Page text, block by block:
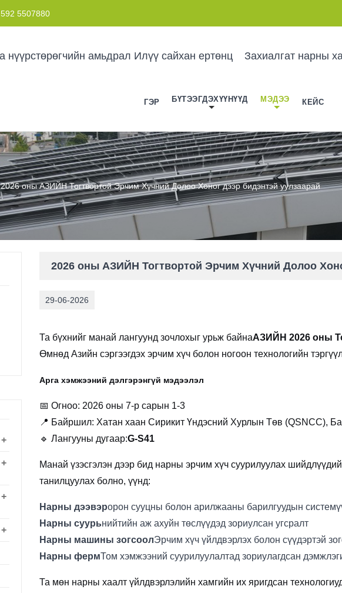
5507880
нүүрстөрөгчийн амьдрал Илүү сайхан ертөнц Захиалгат нарны
ГЭР БҮТЭЭГДЭХҮҮНҮҮД МЭДЭЭ КЕЙС
2026 оны АЗИЙН Тогтвортой Эрчим Хүчний Долоо Хоног дээр бидэнтэй уулзаарай
2026 оны АЗИЙН Тогтвортой Эрчим Хүчний Долоо
29-06-2026
Та бүхнийг манай лангуунд зочлохыг урьж байнаАЗИЙН 2026 оны
Өмнөд Азийн сэргээгдэх эрчим хүч болон ногоон технологийн
Арга хэмжээний дэлгэрэнгүй мэдээлэл
📅 Огноо: 2026 оны 7-р сарын 1-3
📍 Байршил: Хатан хаан Сирикит Үндэсний Хурлын Төв (QSNCC),
🔹 Лангууны дугаар:G-S41
Манай үзэсгэлэн дээр бид нарны эрчим хүч суурилуулах
танилцуулах болно, үүнд:
Нарны дээвэророн сууцны болон арилжааны барилгуудын
Нарны суурьнийтийн аж ахуйн төслүүдэд зориулсан угсралт
Нарны машины зогсоолЭрчим хүч үйлдвэрлэх болон сүүдэртэй
Нарны фермТом хэмжээний суурилуулалтад зориулагдсан
Та мөн нарны хаалт үйлдвэрлэлийн хамгийн их яригдсан
+
+
+
+